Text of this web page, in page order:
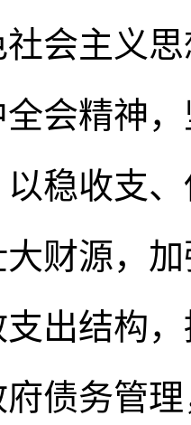
会主义
会精神
稳收支
财源，
出结构
债务管